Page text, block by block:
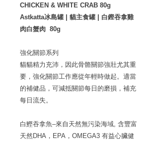
CHICKEN & WHITE CRAB 80g
Astkatta冰島罐 | 貓主食罐 | 白鏗吞拿雞
肉白蟹肉 80g
強化關節系列
貓貓精力充沛，因此骨骼關節強壯尤其重
要，強化關節工作應從年輕時做起。適當
的補健品，可減抵關節每日的磨損，補充
每日流失。
白鰹吞拿魚–來自天然無污染海域, 含豐富
天然DHA，EPA，OMEGA3 有益心臟健